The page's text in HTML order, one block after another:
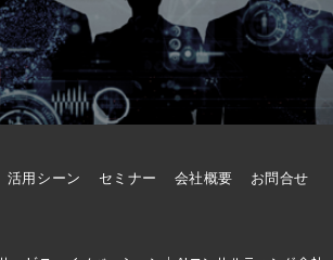
活用シーン セミナー 会社概要 お問合せ